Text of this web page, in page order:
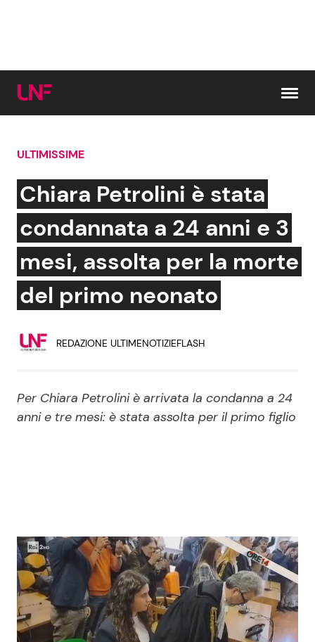
Cerca:
News e Cronaca
Attualità Italiana
Dal Mondo
Politica
Gossip e TV
Bellezze VIP
Coppie VIP
Reality e Talent
News Musica
News Spettacolo
ULTIMISSIME
Chiara Petrolini è stata
condannata a 24 anni e 3
mesi, assolta per la morte
del primo neonato
REDAZIONE ULTIMENOTIZIEFLASH
Per Chiara Petrolini è arrivata la condanna a 24
anni e tre mesi: è stata assolta per il primo figlio